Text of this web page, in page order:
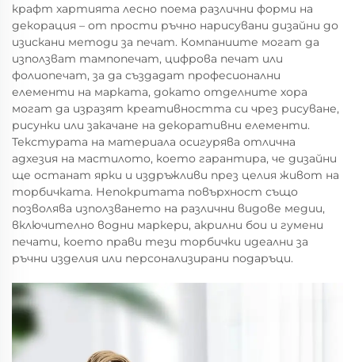
крафт хартията лесно поема различни форми на
декорация – от прости ръчно нарисувани дизайни до
изискани методи за печат. Компаниите могат да
използват тампопечат, цифрова печат или
фолиопечат, за да създадат професионални
елементи на марката, докато отделните хора
могат да изразят креативността си чрез рисуване,
рисунки или закачане на декоративни елементи.
Текстурата на материала осигурява отлична
адхезия на мастилото, което гарантира, че дизайни
ще останат ярки и издръжливи през целия живот на
торбичката. Непокритата повърхност също
позволява използването на различни видове медии,
включително водни маркери, акрилни бои и гумени
печати, което прави тези торбички идеални за
ръчни изделия или персонализирани подаръци.